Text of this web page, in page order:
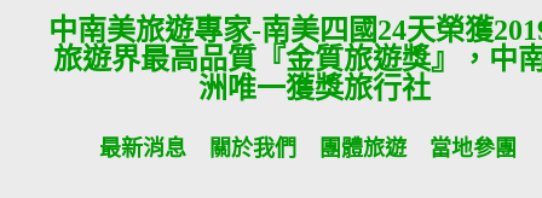
中南美旅遊專家-南美四國24天榮獲
旅遊界最高品質『金質旅遊獎』，中
洲唯一獲獎旅行社
最新消息 關於我們 團體旅遊 當地參團